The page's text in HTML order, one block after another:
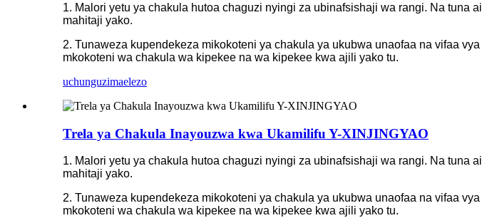
1. Malori yetu ya chakula hutoa chaguzi nyingi za ubinafsishaji wa rangi. Na
mahitaji yako.
2. Tunaweza kupendekeza mikokoteni ya chakula ya ukubwa unaofaa na vifaa
mkokoteni wa chakula wa kipekee na wa kipekee kwa ajili yako tu.
uchunguzimaelezo
Trela ​​ya Chakula Inayouzwa kwa Ukamilifu Y-XINJINGYAO
1. Malori yetu ya chakula hutoa chaguzi nyingi za ubinafsishaji wa rangi. Na
mahitaji yako.
2. Tunaweza kupendekeza mikokoteni ya chakula ya ukubwa unaofaa na vifaa
mkokoteni wa chakula wa kipekee na wa kipekee kwa ajili yako tu.